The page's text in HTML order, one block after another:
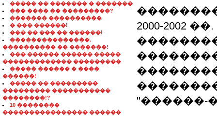
����� �� ������� � �������
��� ���� �� ���������?
������� ����������
� ��� ������!
��� �� ��� �� ������!
���������������.
���������� �� �������!
��� ������ ������ �����
������������� ���������
����� ������ � ����
������!
����� �� ���������
��������� �����������
��������!?
10 ��������
���������������� ������
2000-2002
"������-